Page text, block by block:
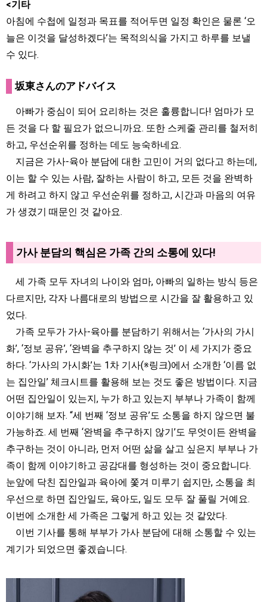
<기타
아침에 수첩에 일정과 목표를 적어두면 일정 확인은 물론 ‘오
늘은 이것을 달성하겠다’는 목적의식을 가지고 하루를 보낼
수 있다.
坂東さんのアドバイス
아빠가 중심이 되어 요리하는 것은 훌륭합니다! 엄마가 모
든 것을 다 할 필요가 없으니까요. 또한 스케줄 관리를 철저히
하고, 우선순위를 정하는 데도 능숙하네요.
지금은 가사-육아 분담에 대한 고민이 거의 없다고 하는데,
이는 할 수 있는 사람, 잘하는 사람이 하고, 모든 것을 완벽하
게 하려고 하지 않고 우선순위를 정하고, 시간과 마음의 여유
가 생겼기 때문인 것 같아요.
가사 분담의 핵심은 가족 간의 소통에 있다!
세 가족 모두 자녀의 나이와 엄마, 아빠의 일하는 방식 등은
다르지만, 각자 나름대로의 방법으로 시간을 잘 활용하고 있
었다.
가족 모두가 가사-육아를 분담하기 위해서는 ‘가사의 가시
화’, ‘정보 공유’, ‘완벽을 추구하지 않는 것’ 이 세 가지가 중요
하다. ‘가사의 가시화’는 1차 기사(※링크)에서 소개한 ‘이름 없
는 집안일’ 체크시트를 활용해 보는 것도 좋은 방법이다. 지금
어떤 집안일이 있는지, 누가 하고 있는지 부부나 가족이 함께
이야기해 보자. “세 번째 ‘정보 공유’도 소통을 하지 않으면 불
가능하죠. 세 번째 ‘완벽을 추구하지 않기’도 무엇이든 완벽을
추구하는 것이 아니라, 먼저 어떤 삶을 살고 싶은지 부부나 가
족이 함께 이야기하고 공감대를 형성하는 것이 중요합니다.
눈앞에 닥친 집안일과 육아에 쫓겨 미루기 쉽지만, 소통을 최
우선으로 하면 집안일도, 육아도, 일도 모두 잘 풀릴 거예요.
이번에 소개한 세 가족은 그렇게 하고 있는 것 같았다.
이번 기사를 통해 부부가 가사 분담에 대해 소통할 수 있는
계기가 되었으면 좋겠습니다.